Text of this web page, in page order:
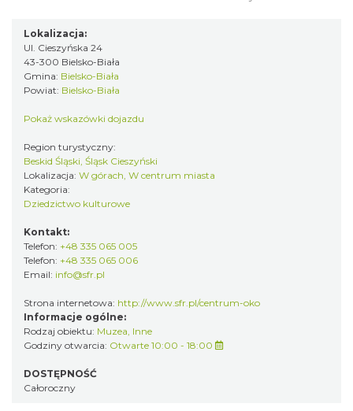
Lokalizacja:
Ul. Cieszyńska 24
43-300 Bielsko-Biała
Gmina: Bielsko-Biała
Powiat: Bielsko-Biała
Pokaż wskazówki dojazdu
Region turystyczny:
Beskid Śląski, Śląsk Cieszyński
Lokalizacja: W górach, W centrum miasta
Kategoria:
Dziedzictwo kulturowe
Kontakt:
Telefon: +48 335 065 005
Telefon: +48 335 065 006
Email: info@sfr.pl
Strona internetowa: http://www.sfr.pl/centrum-oko
Informacje ogólne:
Rodzaj obiektu: Muzea, Inne
Godziny otwarcia: Otwarte 10:00 - 18:00
DOSTĘPNOŚĆ
Całoroczny